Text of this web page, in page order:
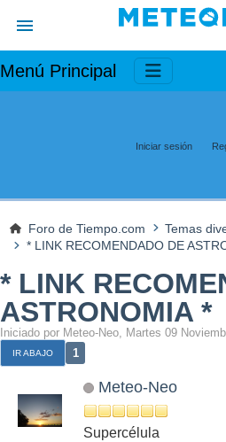
Menú Principal
Iniciar sesión
Foro de Tiempo.com Temas
* LINK RECOMENDADO DE
* LINK
ASTRONOMIA *
Iniciado por Meteo-Neo, Martes 09
IR ABAJO 1
Meteo-Neo
Supercélula